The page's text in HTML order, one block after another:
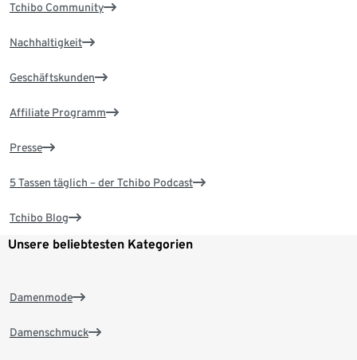
Tchibo Community
Nachhaltigkeit
Geschäftskunden
Affiliate Programm
Presse
5 Tassen täglich – der Tchibo Podcast
Tchibo Blog
Unsere beliebtesten Kategorien
Damenmode
Damenschmuck